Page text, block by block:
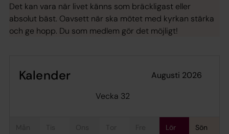
Det kan vara när livet känns som bräckligast eller
absolut bäst. Oavsett när ska mötet med kyrkan stärka
och ge hopp. Du som medlem gör det möjligt!
Kalender
augusti 2026
Vecka 32
tis tor lör sön